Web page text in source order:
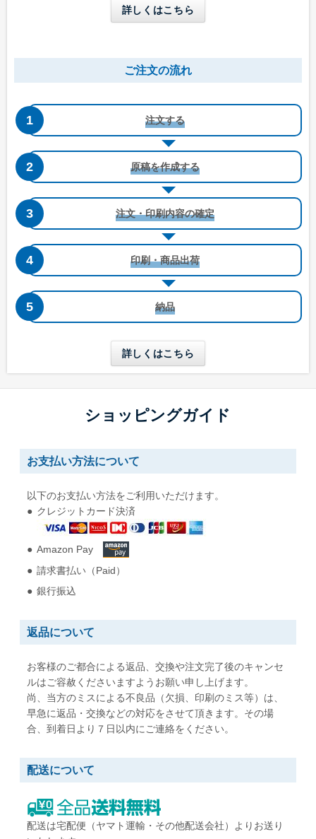
W105 x H235 mm
A4三つ折りが入る
W95 x H217 mm
A4四つ折りが入る
A4三つ折りが入る A4三つ折りが入る
W92 x H235 mm
長形40号
W90 x H225 mm
W287 x H382 mm
B4用紙が折らずに入る
W270 x H382 mm
角形2号
W240 x H332 mm
A4用紙が折らずに入る
角形3号
W216 x H277 mm W197 x H267 mm
角形5号
W190 x H240 mm
A5用紙が折らずに入る
角形6号
W162 x H229 mm
A5用紙が折らずに入る
角形7号
B6用紙が折らずに入る
詳しくはこちら
ご注文の流れ
注文する
原稿を作成する
注文・印刷内容の確定
印刷・商品出荷
納品
詳しくはこちら
ショッピングガイド
お支払い方法について
以下のお支払い方法をご利用いただけます。
クレジットカード決済
Amazon Pay
請求書払い（Paid）
銀行振込
返品について
お客様のご都合による返品、交換や注文完了後のキャンセ
ルはご容赦くださいますようお願い申し上げます。
尚、当方のミスによる不良品（欠損、印刷のミス等）は、
早急に返品・交換などの対応をさせて頂きます。その場
合、到着日より７日以内にご連絡をください。
配送について
配送は宅配便（ヤマト運輸・その他配送会社）よりお送り